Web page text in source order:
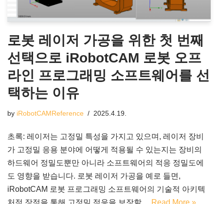
로봇 레이저 가공을 위한 첫 번째
선택으로 iRobotCAM 로봇 오프
라인 프로그래밍 소프트웨어를 선
택하는 이유
by iRobotCAMReference 2025.4.19.
초록: 레이저는 고정밀 특성을 가지고 있으며, 레이저 장비
가 고정밀 응용 분야에 어떻게 적용될 수 있는지는 장비의
하드웨어 정밀도뿐만 아니라 소프트웨어의 적응 정밀도에
도 영향을 받습니다. 로봇 레이저 가공을 예로 들면,
iRobotCAM 로봇 프로그래밍 소프트웨어의 기술적 아키텍
처적 장점을 통해 고정밀 적응을 보장할…
Read More »